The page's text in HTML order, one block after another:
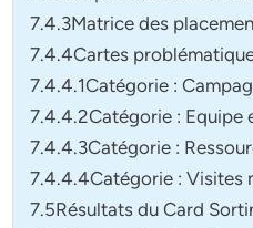
7.4.3Matrice des
7.4.4Cartes
7.4.4.1Catégorie :
7.4.4.2Catégorie : Equipe
7.4.4.3Catégorie :
7.4.4.4Catégorie : Visites
7.5Résultats du Card